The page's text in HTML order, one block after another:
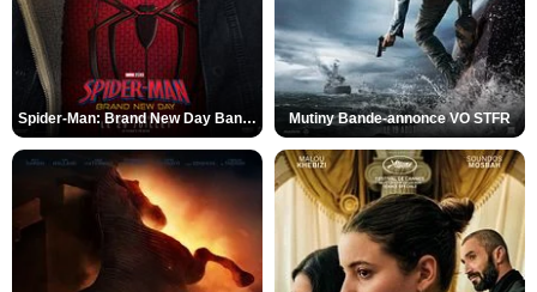
Spider-Man: Brand New Day Bande-annonce VO STFR Mutiny Bande-annonce VO STFR